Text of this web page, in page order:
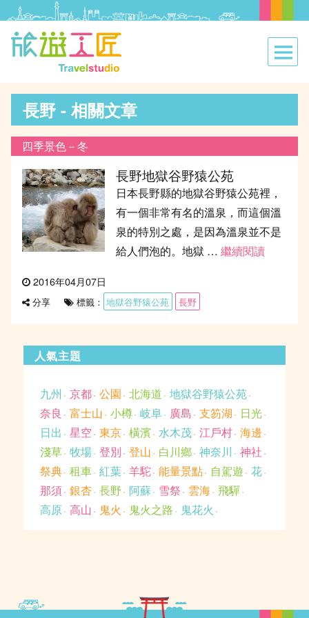
長野 - 相關文章
四季景色－冬
長野地獄谷野猿公苑
日本長野縣的地獄谷野猿公苑裡，
有一個非常有名的溫泉，而這個溫
泉的特別之處，是因為溫泉並不是
給人們泡的。地獄 … 繼續閱讀
發
表
2016年04月07日
分享 標籤： 地獄谷野猿公苑 長野
人氣主題
九州 京都 公園 北海道 地獄谷野猿公苑
奈良
富士山 小樽 岐阜 廣島 支笏湖
日光
日出 星空 東京 橫濱 水木茂 江戶村 海邊
淺草 牧場 登別 登山 白川鄉 神奈川 神社
祭典 租車 紅葉 羊駝 能量景點 自駕遊 花
那須 銀杏 長野 阿蘇 雪祭 雲海 飛驒
高原 高山 鬼火 鬼火之路 鬼花火